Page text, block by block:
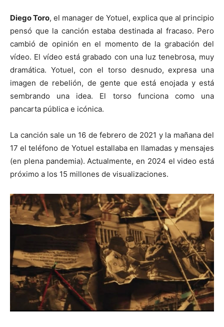
Diego Toro, el manager de Yotuel, explica que al principio
pensó que la canción estaba destinada al fracaso. Pero
cambió de opinión en el momento de la grabación del
vídeo. El vídeo está grabado con una luz tenebrosa, muy
dramática. Yotuel, con el torso desnudo, expresa una
imagen de rebelión, de gente que está enojada y está
sembrando una idea. El torso funciona como una
pancarta pública e icónica.
La canción sale un 16 de febrero de 2021 y la mañana del
17 el teléfono de Yotuel estallaba en llamadas y mensajes
(en plena pandemia). Actualmente, en 2024 el video está
próximo a los 15 millones de visualizaciones.